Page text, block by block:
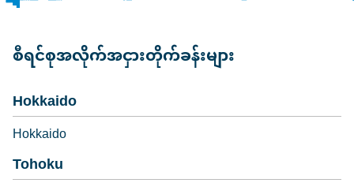
စီရင်စုအလိုက်အငှားတိုက်ခန်းများ
Hokkaido
Hokkaido
Tohoku